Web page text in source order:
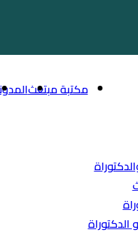
مكتبة مبتعث